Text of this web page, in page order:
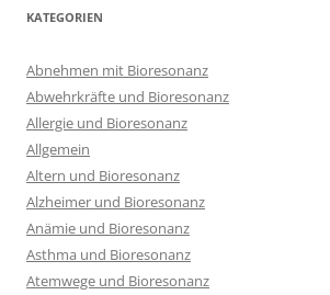
KATEGORIEN
Abnehmen mit Bioresonanz
Abwehrkräfte und Bioresonanz
Allergie und Bioresonanz
Allgemein
Altern und Bioresonanz
Alzheimer und Bioresonanz
Anämie und Bioresonanz
Asthma und Bioresonanz
Atemwege und Bioresonanz